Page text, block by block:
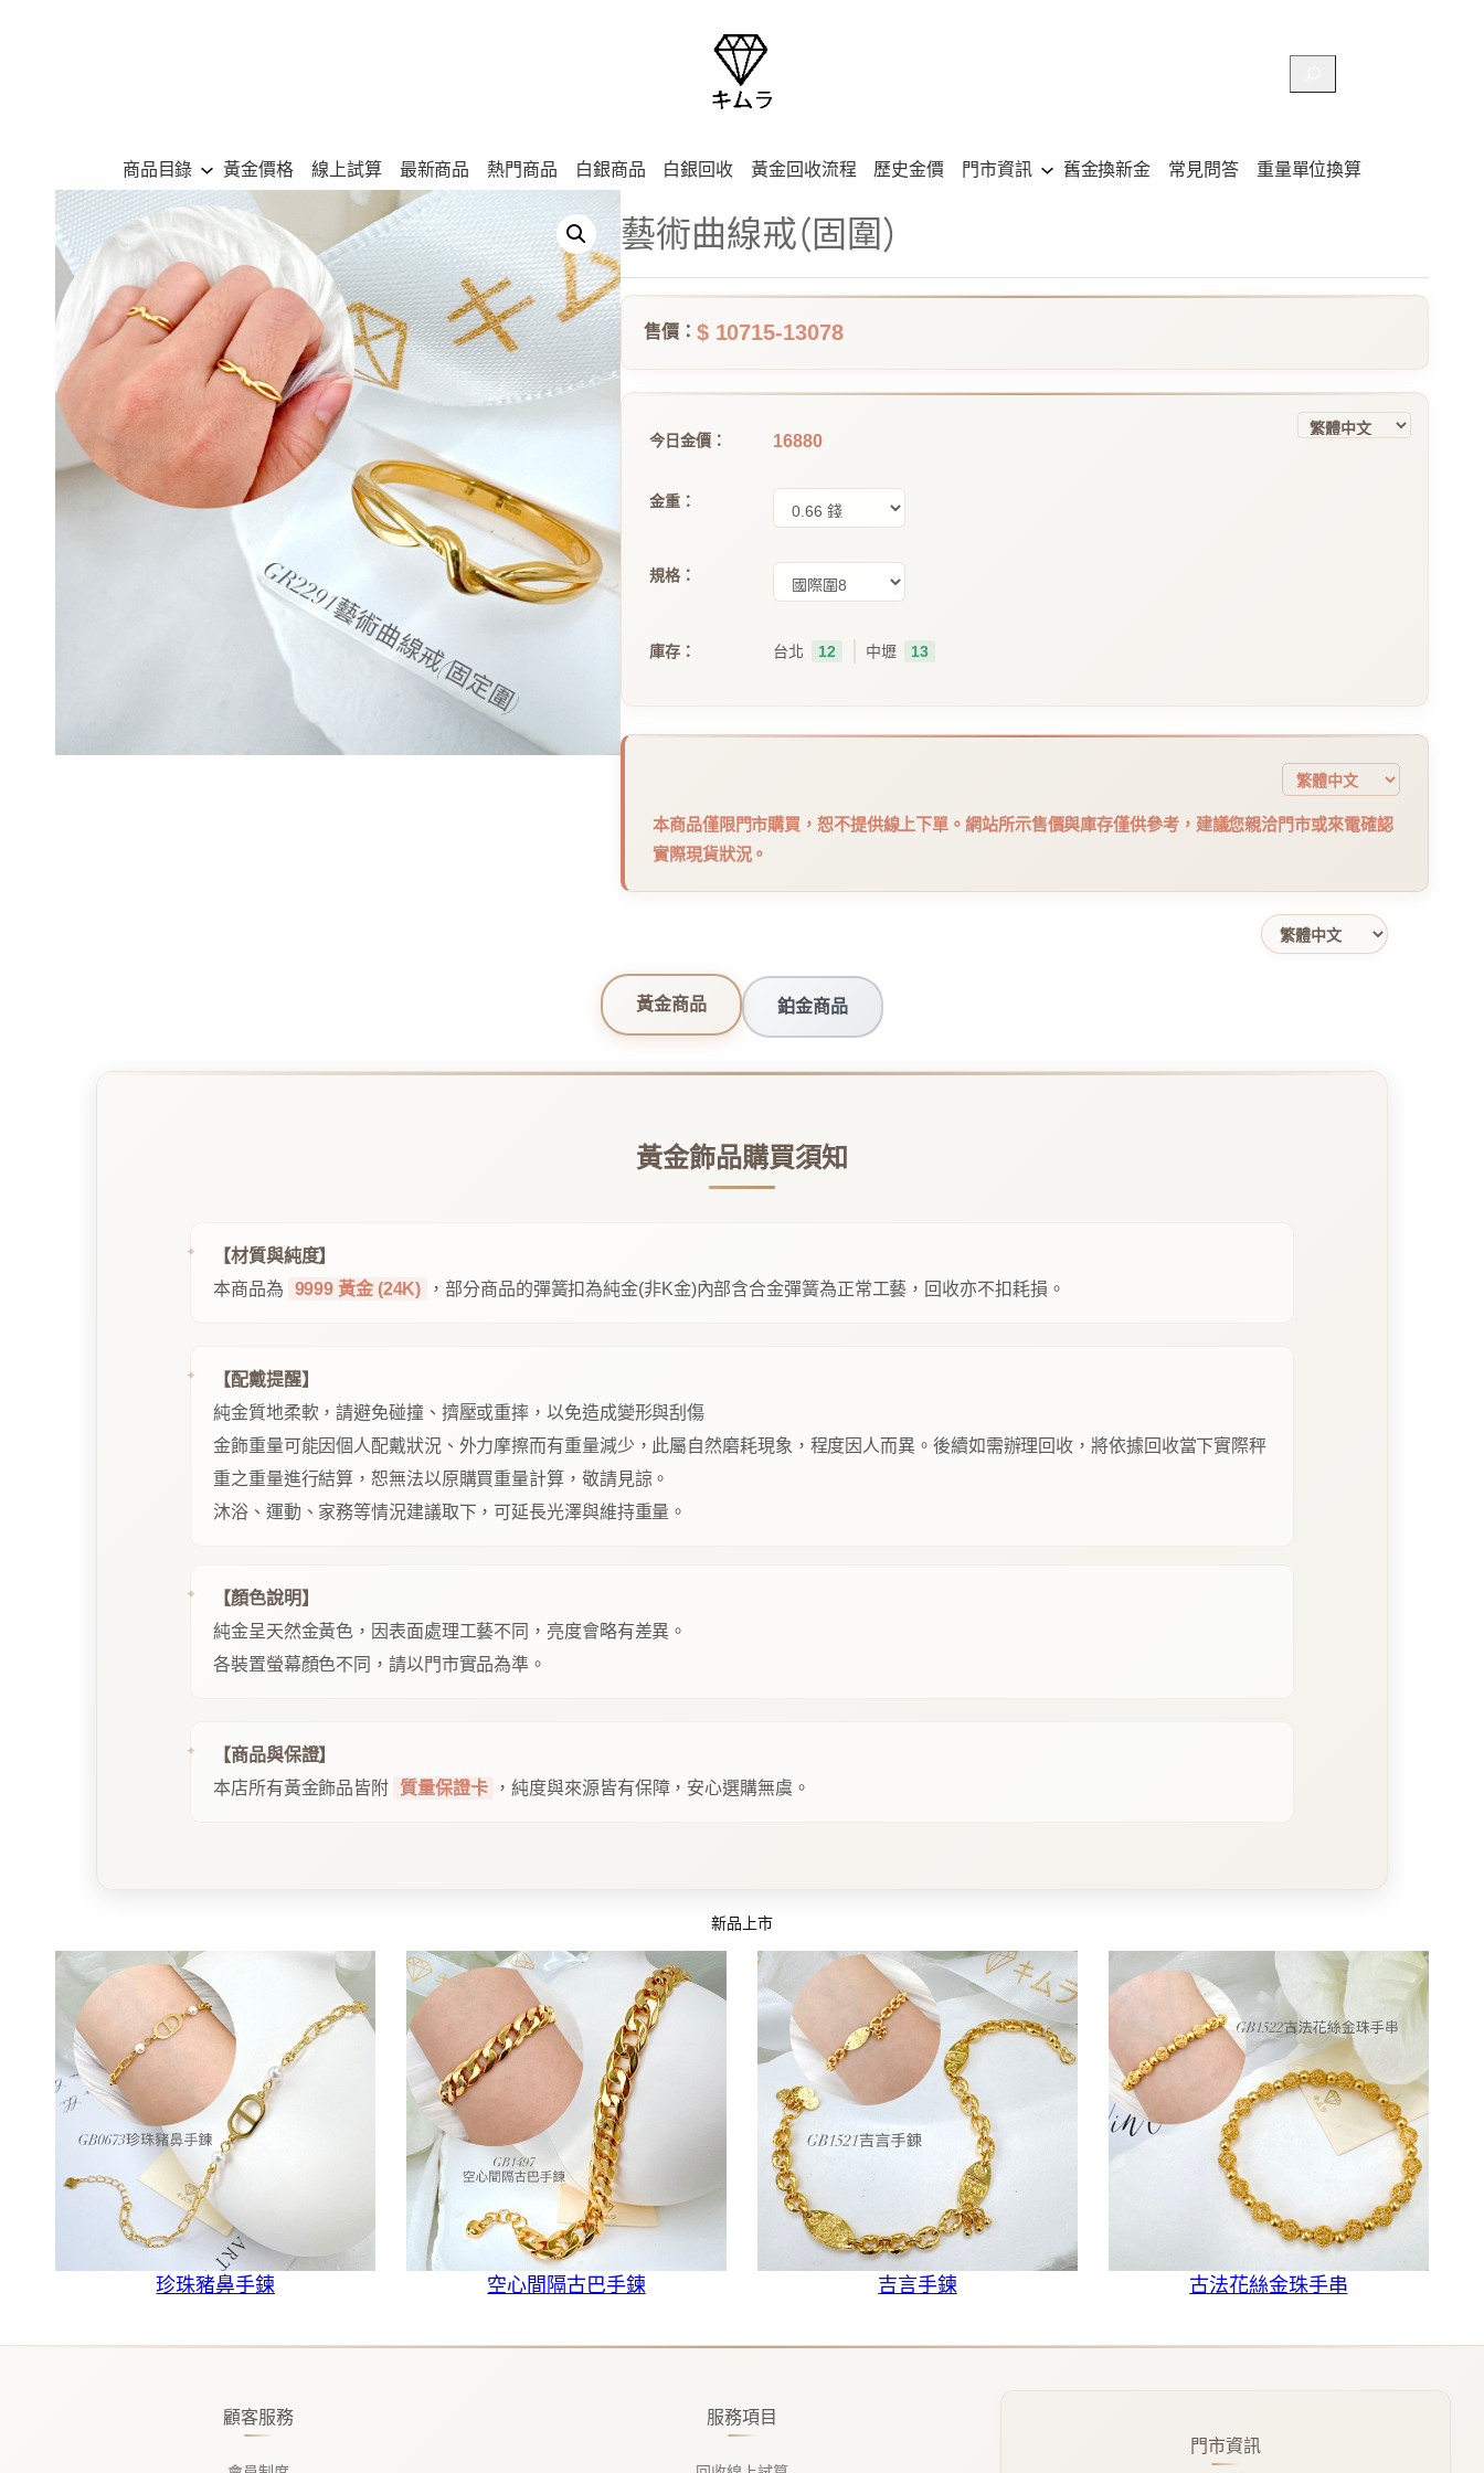
尋
商品目錄 黃金價格 線上試算 最新商品 熱門商品 白銀商品 白銀回收 黃金回收流程 歷史金價 門市資訊 舊金換新金 常見問答 重量單位換算
藝術曲線戒(固圍)
售價： $ 10715-13078
今日金價： 16880
金重：
規格：
庫存： 台北 12 中壢 13
本商品僅限門市購買，恕不提供線上下單。網站所示售價與庫存僅供參考，建議您親洽門市或來電確認
實際現貨狀況。
黃金商品 鉑金商品
黃金飾品購買須知
【材質與純度】
本商品為
9999 黃金 (24K) ，部分商品的彈簧扣為純金(非K金)內部含合金彈簧為正常工藝，回收亦不扣耗損。
【配戴提醒】
純金質地柔軟，請避免碰撞、擠壓或重摔，以免造成變形與刮傷
金飾重量可能因個人配戴狀況、外力摩擦而有重量減少，此屬自然磨耗現象，程度因人而異。後續如需辦理回收，將依據回收當下實際秤
重之重量進行結算，恕無法以原購買重量計算，敬請見諒。
沐浴、運動、家務等情況建議取下，可延長光澤與維持重量。
【顏色說明】
純金呈天然金黃色，因表面處理工藝不同，亮度會略有差異。
各裝置螢幕顏色不同，請以門市實品為準。
【商品與保證】
本店所有黃金飾品皆附 質量保證卡 ，純度與來源皆有保障，安心選購無虞。
新品上市
珍珠豬鼻手鍊 空心間隔古巴手鍊 吉言手鍊 古法花絲金珠手串
顧客服務 服務項目
門市資訊